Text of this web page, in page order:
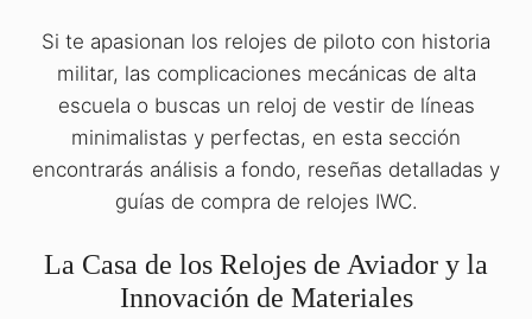
Si te apasionan los relojes de piloto con historia
militar, las complicaciones mecánicas de alta
escuela o buscas un reloj de vestir de líneas
minimalistas y perfectas, en esta sección
encontrarás análisis a fondo, reseñas detalladas y
guías de compra de relojes IWC.
La Casa de los Relojes de Aviador y la
Innovación de Materiales